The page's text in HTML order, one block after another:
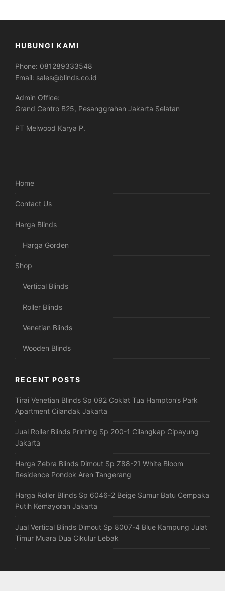
HUBUNGI KAMI
Phone: 081289333548
Email: sales@blinds.co.id
Admin Office:
Grand Centro B25, Pesanggrahan Jakarta Selatan
PT Melwood Karya P.
Home
Contact Us
Harga Blinds
Harga Gorden
Shop
Vertical Blinds
Roller Blinds
Venetian Blinds
Wooden Blinds
RECENT POSTS
Tirai Venetian Blinds Sp 092 Coklat Tua Hampton’s Park
Apartment Cilandak Jakarta
Jual Roller Blinds Printing Sp 200-1 Cilangkap Cipayung
Jakarta
Harga Zebra Blinds Dimout Sp Z88-21 White Bloom
Residence Pondok Aren Tangerang
Harga Roller Blinds Sp 6046-2 Beige Sumur Batu Cempaka
Putih Kemayoran Jakarta
Jual Vertical Blinds Dimout Sp 8007-4 Blue Kampung Julat
Timur Muara Dua Cikulur Lebak